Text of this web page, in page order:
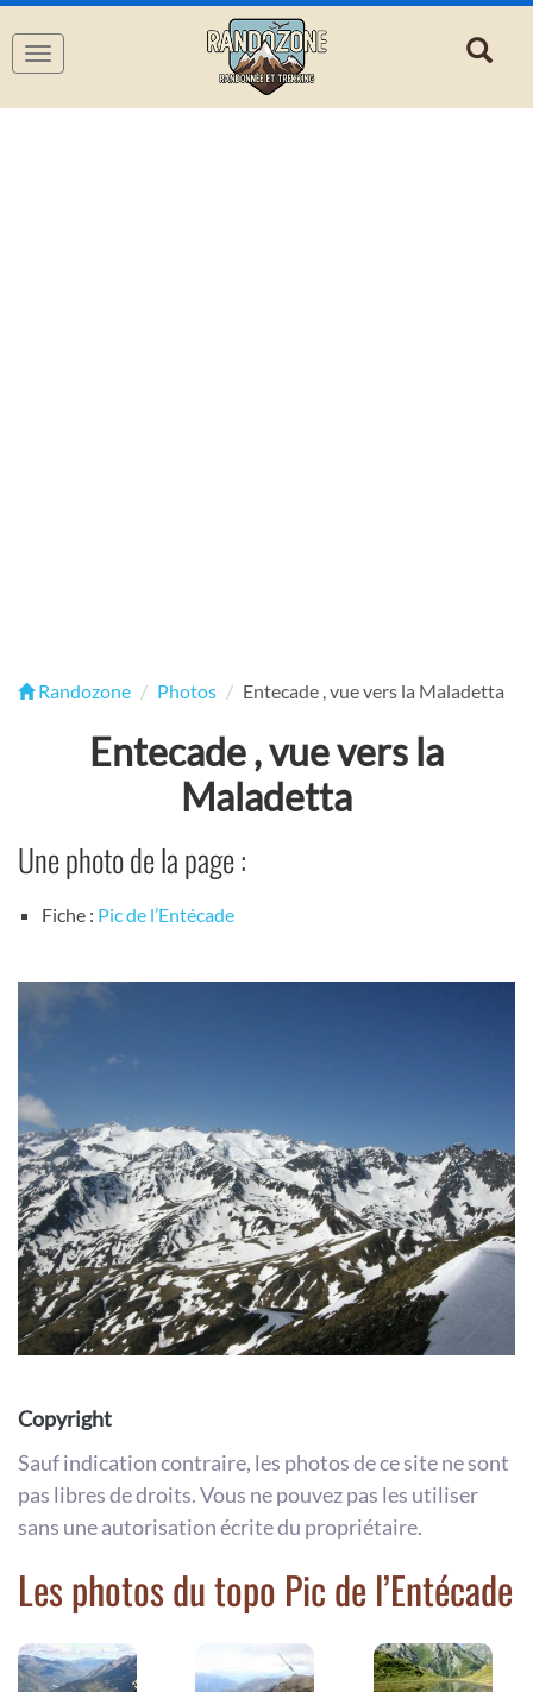
Navigation
Randozone Photos Entecade , vue vers la Maladetta
Entecade , vue vers la
Maladetta
Une photo de la page :
Fiche : Pic de l’Entécade
Copyright
Sauf indication contraire, les photos de ce site ne sont
pas libres de droits. Vous ne pouvez pas les utiliser
sans une autorisation écrite du propriétaire.
Les photos du topo Pic de l’Entécade